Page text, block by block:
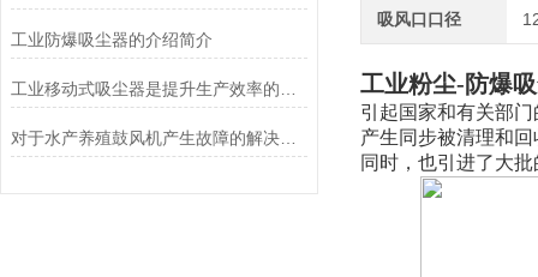
工业防爆吸尘器的介绍简介
对于水产养殖鼓风机产生故障的解决办法
吸风口口径
工业粉尘-防爆
引起国家和有关部
产生同步被清理和
同时，也引进了大